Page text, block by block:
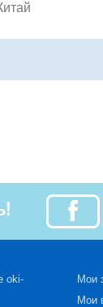
oki-
Мои
Мои